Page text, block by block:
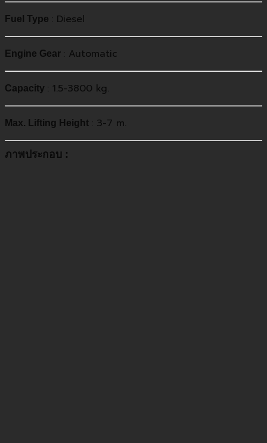
Fuel Type : Diesel
Engine Gear : Automatic
Capacity : 1.5-3800 kg.
Max. Lifting Height : 3-7 m.
ภาพประกอบ :